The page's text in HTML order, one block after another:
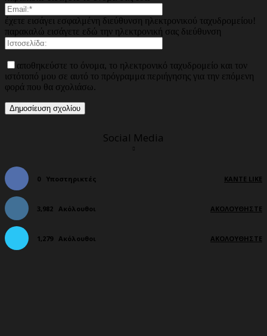
έχετε εισάγει εσφαλμένη διεύθυνση ηλεκτρονικού ταχυδρομείου!
παρακαλώ εισάγετε εδώ την ηλεκτρονική σας διεύθυνση
αποθηκεύστε το όνομα, το ηλεκτρονικό ταχυδρομείο και τον
ιστότοπό μου σε αυτό το πρόγραμμα περιήγησης για την επόμενη
φορά που θα σχολιάσω.
Social Media
0 Υποστηρικτές ΚΆΝΤΕ LIKE
3,982 Ακόλουθοι ΑΚΟΛΟΥΘΉΣΤΕ
1,279 Ακόλουθοι ΑΚΟΛΟΥΘΉΣΤΕ